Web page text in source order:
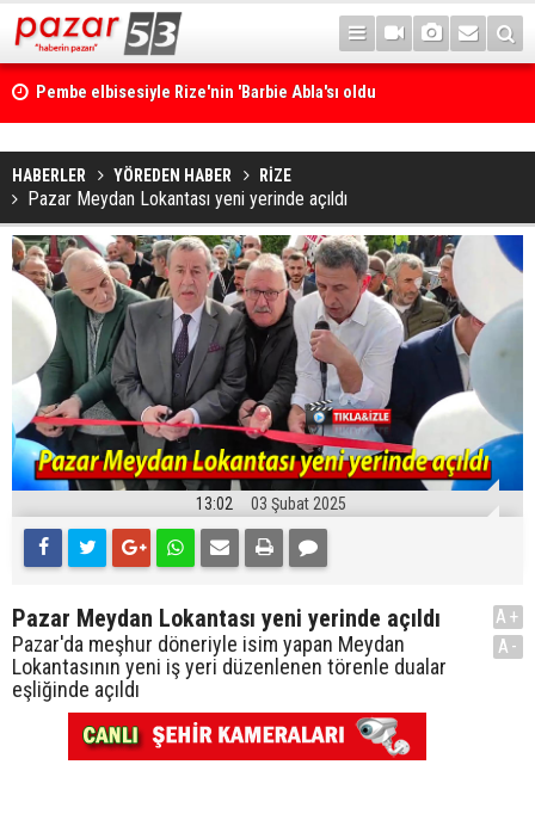
Pembe elbisesiyle Rize'nin 'Barbie Abla'sı oldu
HABERLER YÖREDEN HABER RİZE
Pazar Meydan Lokantası yeni yerinde açıldı
13:02 03 Şubat 2025
Pazar Meydan Lokantası yeni yerinde açıldı
Pazar'da meşhur döneriyle isim yapan Meydan
Lokantasının yeni iş yeri düzenlenen törenle dualar
eşliğinde açıldı
A+
A-